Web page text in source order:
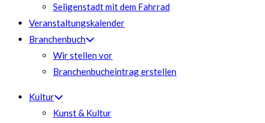
Seligenstadt mit dem Fahrrad
Veranstaltungskalender
Branchenbuch
Wir stellen vor
Branchenbucheintrag erstellen
Kultur
Kunst & Kultur